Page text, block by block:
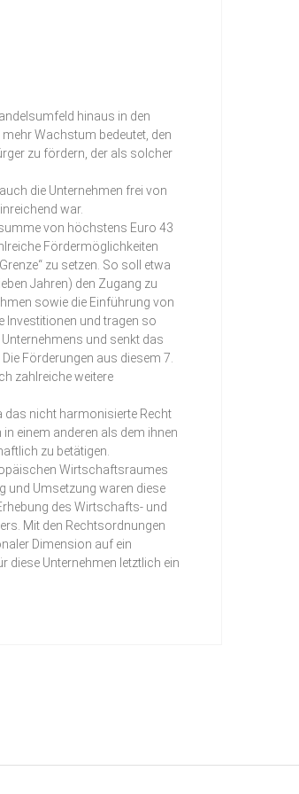
hinaus in den
Wachstum bedeutet, den
zu fördern, der als solcher
die Unternehmen frei von
war.
von höchstens Euro 43
Fördermöglichkeiten
zu setzen. So soll etwa
Jahren) den Zugang zu
sowie die Einführung von
Investitionen und tragen so
und senkt das
Förderungen aus diesem 7.
zahlreiche weitere
das nicht harmonisierte Recht
einem anderen als dem ihnen
zu betätigen.
Wirtschaftsraumes
und Umsetzung waren diese
des Wirtschafts- und
Mit den Rechtsordnungen
Dimension auf ein
diese Unternehmen letztlich ein